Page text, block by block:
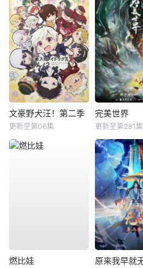
文豪野犬汪！第二季
更新至第06集
完美世界
更新至第281集
燃比娃